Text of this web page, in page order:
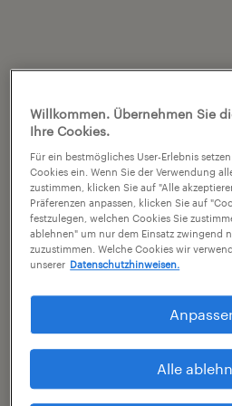
Willkommen. Übernehmen Sie
Ihre Cookies.
Für ein bestmögliches User-Erlebnis
Cookies ein. Wenn Sie der Verwendung
zustimmen, klicken Sie auf "Alle
Präferenzen anpassen, klicken Sie auf
festzulegen, welchen Cookies Sie
ablehnen" um nur dem Einsatz zwingend
zuzustimmen. Welche Cookies wir
unserer Datenschutzhinweisen.
Alle